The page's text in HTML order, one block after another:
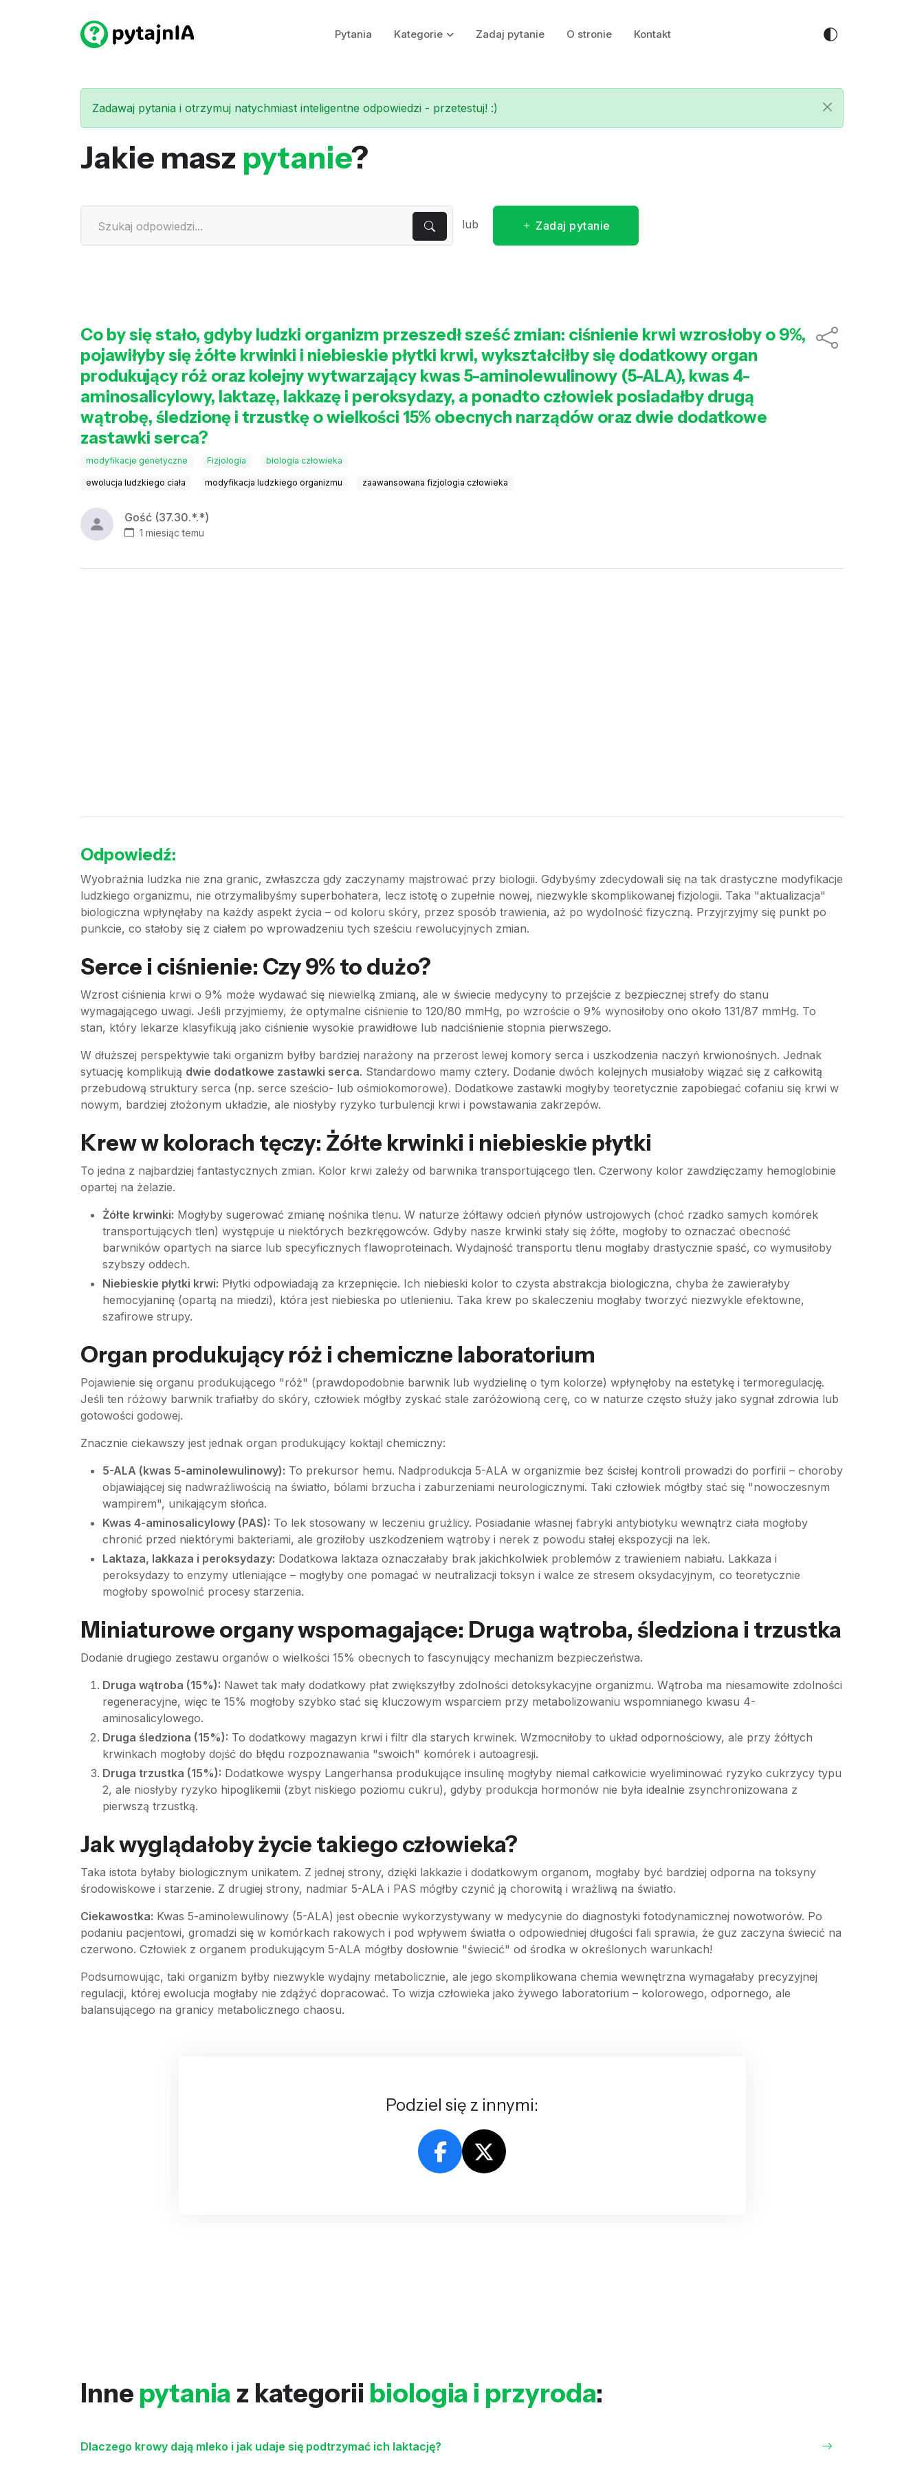
Pytania Kategorie Zadaj pytanie O stronie Kontakt
Zadawaj pytania i otrzymuj natychmiast inteligentne odpowiedzi - przetestuj! :)
Jakie masz pytanie?
lub Zadaj pytanie
Co by się stało, gdyby ludzki organizm przeszedł sześć zmian: ciśnienie krwi wzrosłoby o 9%,
pojawiłyby się żółte krwinki i niebieskie płytki krwi, wykształciłby się dodatkowy organ
produkujący róż oraz kolejny wytwarzający kwas 5-aminolewulinowy (5-ALA), kwas 4-
aminosalicylowy, laktazę, lakkazę i peroksydazy, a ponadto człowiek posiadałby drugą
wątrobę, śledzionę i trzustkę o wielkości 15% obecnych narządów oraz dwie dodatkowe
zastawki serca?
modyfikacje genetyczne Fizjologia biologia człowieka
ewolucja ludzkiego ciała modyfikacja ludzkiego organizmu zaawansowana fizjologia człowieka
Gość (37.30.*.*)
1 miesiąc temu
Odpowiedź:
Wyobraźnia ludzka nie zna granic, zwłaszcza gdy zaczynamy majstrować przy biologii. Gdybyśmy zdecydowali się na tak drastyczne modyfikacje
ludzkiego organizmu, nie otrzymalibyśmy superbohatera, lecz istotę o zupełnie nowej, niezwykle skomplikowanej fizjologii. Taka "aktualizacja"
biologiczna wpłynęłaby na każdy aspekt życia – od koloru skóry, przez sposób trawienia, aż po wydolność fizyczną. Przyjrzyjmy się punkt po
punkcie, co stałoby się z ciałem po wprowadzeniu tych sześciu rewolucyjnych zmian.
Serce i ciśnienie: Czy 9% to dużo?
Wzrost ciśnienia krwi o 9% może wydawać się niewielką zmianą, ale w świecie medycyny to przejście z bezpiecznej strefy do stanu
wymagającego uwagi. Jeśli przyjmiemy, że optymalne ciśnienie to 120/80 mmHg, po wzroście o 9% wynosiłoby ono około 131/87 mmHg. To
stan, który lekarze klasyfikują jako ciśnienie wysokie prawidłowe lub nadciśnienie stopnia pierwszego.
W dłuższej perspektywie taki organizm byłby bardziej narażony na przerost lewej komory serca i uszkodzenia naczyń krwionośnych. Jednak
sytuację komplikują dwie dodatkowe zastawki serca. Standardowo mamy cztery. Dodanie dwóch kolejnych musiałoby wiązać się z całkowitą
przebudową struktury serca (np. serce sześcio- lub ośmiokomorowe). Dodatkowe zastawki mogłyby teoretycznie zapobiegać cofaniu się krwi w
nowym, bardziej złożonym układzie, ale niosłyby ryzyko turbulencji krwi i powstawania zakrzepów.
Krew w kolorach tęczy: Żółte krwinki i niebieskie płytki
To jedna z najbardziej fantastycznych zmian. Kolor krwi zależy od barwnika transportującego tlen. Czerwony kolor zawdzięczamy hemoglobinie
opartej na żelazie.
Żółte krwinki: Mogłyby sugerować zmianę nośnika tlenu. W naturze żółtawy odcień płynów ustrojowych (choć rzadko samych komórek
transportujących tlen) występuje u niektórych bezkręgowców. Gdyby nasze krwinki stały się żółte, mogłoby to oznaczać obecność
barwników opartych na siarce lub specyficznych flawoproteinach. Wydajność transportu tlenu mogłaby drastycznie spaść, co wymusiłoby
szybszy oddech.
Niebieskie płytki krwi: Płytki odpowiadają za krzepnięcie. Ich niebieski kolor to czysta abstrakcja biologiczna, chyba że zawierałyby
hemocyjaninę (opartą na miedzi), która jest niebieska po utlenieniu. Taka krew po skaleczeniu mogłaby tworzyć niezwykle efektowne,
szafirowe strupy.
Organ produkujący róż i chemiczne laboratorium
Pojawienie się organu produkującego "róż" (prawdopodobnie barwnik lub wydzielinę o tym kolorze) wpłynęłoby na estetykę i termoregulację.
Jeśli ten różowy barwnik trafiałby do skóry, człowiek mógłby zyskać stale zaróżowioną cerę, co w naturze często służy jako sygnał zdrowia lub
gotowości godowej.
Znacznie ciekawszy jest jednak organ produkujący koktajl chemiczny:
5-ALA (kwas 5-aminolewulinowy): To prekursor hemu. Nadprodukcja 5-ALA w organizmie bez ścisłej kontroli prowadzi do porfirii – choroby
objawiającej się nadwrażliwością na światło, bólami brzucha i zaburzeniami neurologicznymi. Taki człowiek mógłby stać się "nowoczesnym
wampirem", unikającym słońca.
Kwas 4-aminosalicylowy (PAS): To lek stosowany w leczeniu gruźlicy. Posiadanie własnej fabryki antybiotyku wewnątrz ciała mogłoby
chronić przed niektórymi bakteriami, ale groziłoby uszkodzeniem wątroby i nerek z powodu stałej ekspozycji na lek.
Laktaza, lakkaza i peroksydazy: Dodatkowa laktaza oznaczałaby brak jakichkolwiek problemów z trawieniem nabiału. Lakkaza i
peroksydazy to enzymy utleniające – mogłyby one pomagać w neutralizacji toksyn i walce ze stresem oksydacyjnym, co teoretycznie
mogłoby spowolnić procesy starzenia.
Miniaturowe organy wspomagające: Druga wątroba, śledziona i trzustka
Dodanie drugiego zestawu organów o wielkości 15% obecnych to fascynujący mechanizm bezpieczeństwa.
Druga wątroba (15%): Nawet tak mały dodatkowy płat zwiększyłby zdolności detoksykacyjne organizmu. Wątroba ma niesamowite zdolności
regeneracyjne, więc te 15% mogłoby szybko stać się kluczowym wsparciem przy metabolizowaniu wspomnianego kwasu 4-
aminosalicylowego.
Druga śledziona (15%): To dodatkowy magazyn krwi i filtr dla starych krwinek. Wzmocniłoby to układ odpornościowy, ale przy żółtych
krwinkach mogłoby dojść do błędu rozpoznawania "swoich" komórek i autoagresji.
Druga trzustka (15%): Dodatkowe wyspy Langerhansa produkujące insulinę mogłyby niemal całkowicie wyeliminować ryzyko cukrzycy typu
2, ale niosłyby ryzyko hipoglikemii (zbyt niskiego poziomu cukru), gdyby produkcja hormonów nie była idealnie zsynchronizowana z
pierwszą trzustką.
Jak wyglądałoby życie takiego człowieka?
Taka istota byłaby biologicznym unikatem. Z jednej strony, dzięki lakkazie i dodatkowym organom, mogłaby być bardziej odporna na toksyny
środowiskowe i starzenie. Z drugiej strony, nadmiar 5-ALA i PAS mógłby czynić ją chorowitą i wrażliwą na światło.
Ciekawostka: Kwas 5-aminolewulinowy (5-ALA) jest obecnie wykorzystywany w medycynie do diagnostyki fotodynamicznej nowotworów. Po
podaniu pacjentowi, gromadzi się w komórkach rakowych i pod wpływem światła o odpowiedniej długości fali sprawia, że guz zaczyna świecić na
czerwono. Człowiek z organem produkującym 5-ALA mógłby dosłownie "świecić" od środka w określonych warunkach!
Podsumowując, taki organizm byłby niezwykle wydajny metabolicznie, ale jego skomplikowana chemia wewnętrzna wymagałaby precyzyjnej
regulacji, której ewolucja mogłaby nie zdążyć dopracować. To wizja człowieka jako żywego laboratorium – kolorowego, odpornego, ale
balansującego na granicy metabolicznego chaosu.
Podziel się z innymi:
Inne pytania z kategorii biologia i przyroda:
Dlaczego krowy dają mleko i jak udaje się podtrzymać ich laktację?